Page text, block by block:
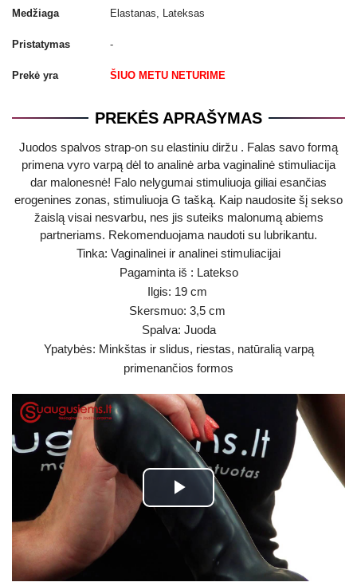
Medžiaga Elastanas, Lateksas
Pristatymas -
Prekė yra ŠIUO METU NETURIME
PREKĖS APRAŠYMAS
Juodos spalvos strap-on su elastiniu diržu . Falas savo formą
primena vyro varpą dėl to analinė arba vaginalinė stimuliacija
dar malonesnė! Falo nelygumai stimuliuoja giliai esančias
erogenines zonas, stimuliuoja G tašką. Kaip naudosite šį sekso
žaislą visai nesvarbu, nes jis suteiks malonumą abiems
partneriams. Rekomenduojama naudoti su lubrikantu.
Tinka: Vaginalinei ir analinei stimuliacijai
Pagaminta iš : Latekso
Ilgis: 19 cm
Skersmuo: 3,5 cm
Spalva: Juoda
Ypatybės: Minkštas ir slidus, riestas, natūralią varpą
primenančios formos
Play
Video